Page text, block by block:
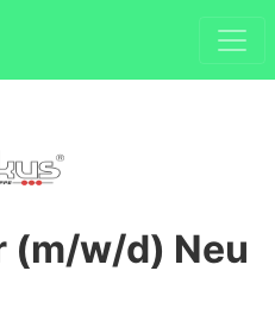
(m/w/d) Neu